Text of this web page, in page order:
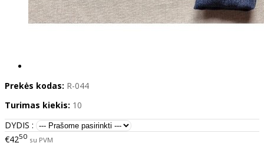
Prekės kodas: R-044
Turimas kiekis: 10
DYDIS :
€4250 su PVM